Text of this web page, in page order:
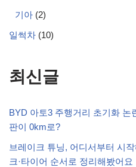
기아 (2)
일썩차 (10)
최신글
BYD 아토3 주행거리 초기화 논
판이 0km로?
브레이크 튜닝, 어디서부터 시
크·타이어 순서로 정리해봤어요